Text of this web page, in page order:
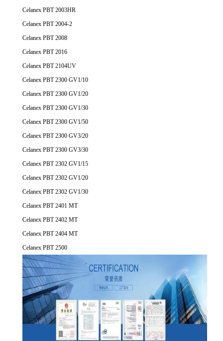
Celanex PBT 2003HR
Celanex PBT 2004-2
Celanex PBT 2008
Celanex PBT 2016
Celanex PBT 2104UV
Celanex PBT 2300 GV1/10
Celanex PBT 2300 GV1/20
Celanex PBT 2300 GV1/30
Celanex PBT 2300 GV1/50
Celanex PBT 2300 GV3/20
Celanex PBT 2300 GV3/30
Celanex PBT 2302 GV1/15
Celanex PBT 2302 GV1/20
Celanex PBT 2302 GV1/30
Celanex PBT 2401 MT
Celanex PBT 2402 MT
Celanex PBT 2404 MT
Celanex PBT 2500